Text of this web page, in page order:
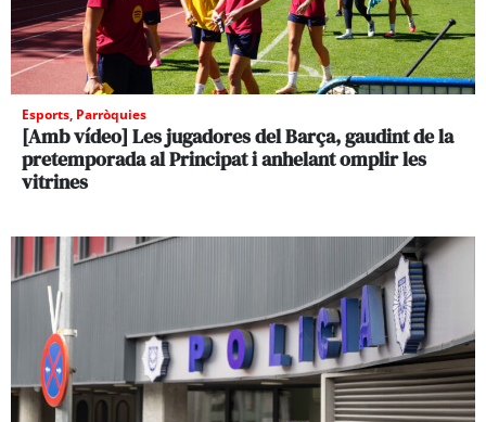
Esports, Parròquies
[Amb vídeo] Les jugadores del Barça, gaudint de la
pretemporada al Principat i anhelant omplir les
vitrines